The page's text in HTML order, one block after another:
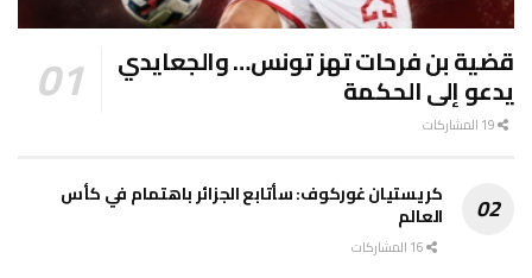
قضية بن فرحات تهز تونس… والجعايدي
يدعو إلى الحكمة
كريستيان غوركوف: سأتابع الجزائر باهتمام في كأس
العالم